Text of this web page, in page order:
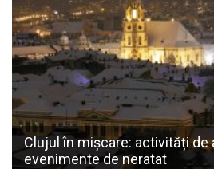
Clujul în mișcare: activități de
evenimente de neratat